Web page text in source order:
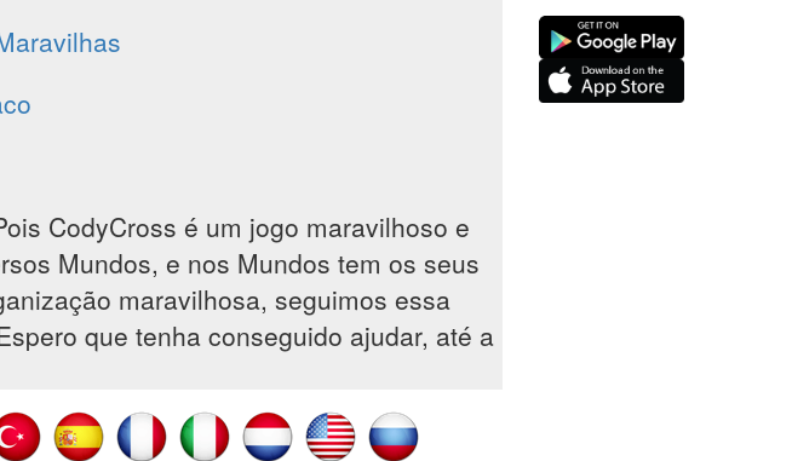
CodyCross é um jogo maravilhoso e
Mundos, e nos Mundos tem os seus
maravilhosa, seguimos essa
que tenha conseguido ajudar, até a